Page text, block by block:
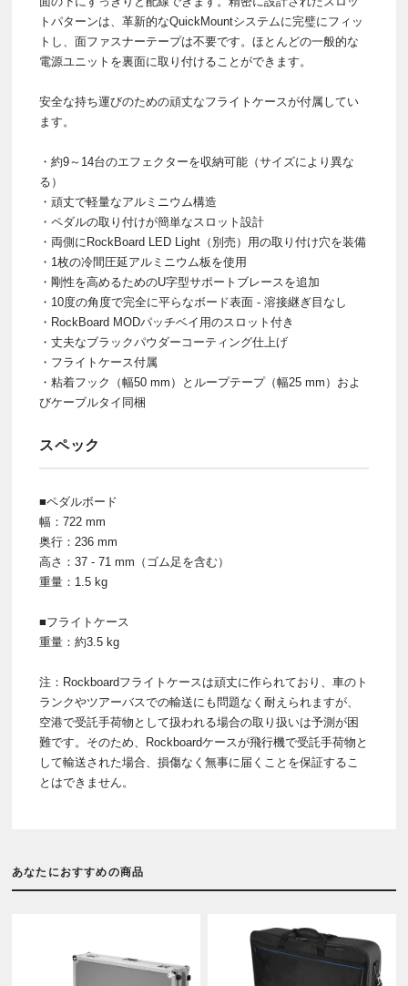
トパターンは、革新的なQuickMountシステムに完璧にフィッ
トし、面ファスナーテープは不要です。ほとんどの一般的な
電源ユニットを裏面に取り付けることができます。
安全な持ち運びのための頑丈なフライトケースが付属してい
ます。
・約9～14台のエフェクターを収納可能（サイズにより異な
る）
・頑丈で軽量なアルミニウム構造
・ペダルの取り付けが簡単なスロット設計
・両側にRockBoard LED Light（別売）用の取り付け穴を装備
・1枚の冷間圧延アルミニウム板を使用
・剛性を高めるためのU字型サポートブレースを追加
・10度の角度で完全に平らなボード表面 - 溶接継ぎ目なし
・RockBoard MODパッチベイ用のスロット付き
・丈夫なブラックパウダーコーティング仕上げ
・フライトケース付属
・粘着フック（幅50 mm）とループテープ（幅25 mm）およ
びケーブルタイ同梱
スペック
■ペダルボード
幅：722 mm
奥行：236 mm
高さ：37 - 71 mm（ゴム足を含む）
重量：1.5 kg
■フライトケース
重量：約3.5 kg
注：Rockboardフライトケースは頑丈に作られており、車のト
ランクやツアーバスでの輸送にも問題なく耐えられますが、
空港で受託手荷物として扱われる場合の取り扱いは予測が困
難です。そのため、Rockboardケースが飛行機で受託手荷物と
して輸送された場合、損傷なく無事に届くことを保証するこ
とはできません。
あなたにおすすめの商品